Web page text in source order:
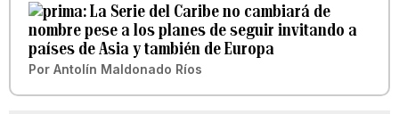
La Serie del Caribe no cambiará de
nombre pese a los planes de seguir invitando a
países de Asia y también de Europa
Por Antolín Maldonado Ríos